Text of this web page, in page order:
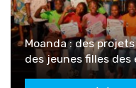
Moanda : des
des jeunes filles